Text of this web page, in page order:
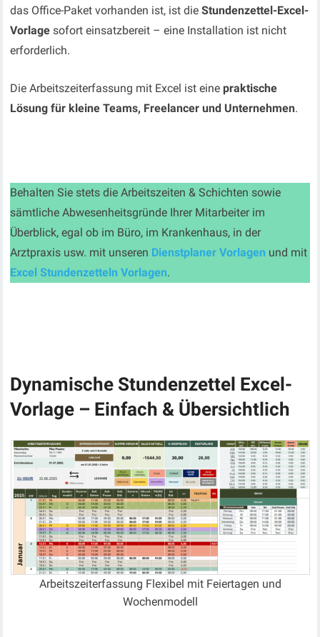
das Office-Paket vorhanden ist, ist dieStundenzettel-Excel-
Vorlage sofort einsatzbereit – eine Installation ist nicht
erforderlich.
Die Arbeitszeiterfassung mit Excel ist einepraktische
Lösung für kleine Teams, Freelancer und Unternehmen.
Behalten Sie stets die Arbeitszeiten & Schichten sowie
sämtliche Abwesenheitsgründe Ihrer Mitarbeiter im
Überblick, egal ob im Büro, im Krankenhaus, in der
Arztpraxis usw. mit unseren Dienstplaner Vorlagen und mit
Excel Stundenzetteln Vorlagen.
Dynamische Stundenzettel Excel-
Vorlage – Einfach & Übersichtlich
Arbeitszeiterfassung Flexibel mit Feiertagen und
Wochenmodell